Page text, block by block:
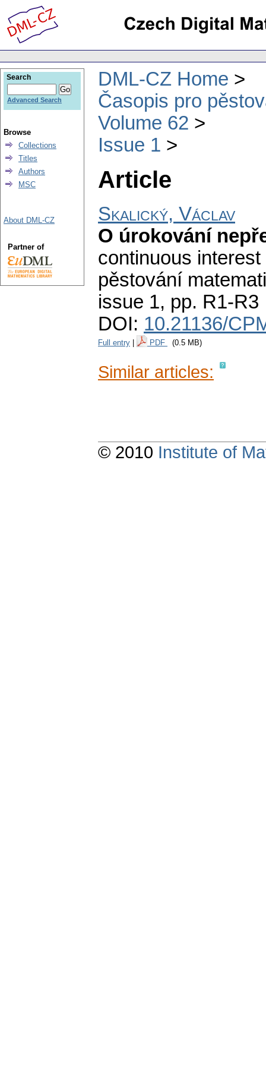
DML-CZ Home
Časopis pro
Volume 62
Issue 1
Article
Skalický, Václav
O úrokování
continuous interest
pěstování
issue 1, pp. R1-R3
DOI: 10.21136/
Full entry PDF (0.5 MB)
Similar articles:
Search
Advanced Search
Browse
Collections
Titles
Authors
MSC
About DML-CZ
Partner of
© 2010 Institute of